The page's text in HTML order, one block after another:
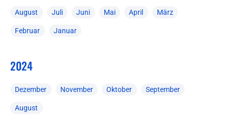
August Juli Juni Mai April März
Februar Januar
2024
Dezember November Oktober September
August